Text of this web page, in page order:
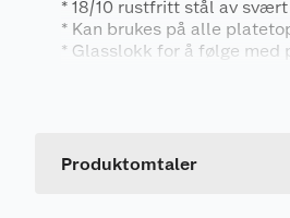
* 18/10 rustfritt stål av
* Kan brukes på alle
* Glasslokk for å følge med
uten å slå seg. Det leder
Produktomtaler
Leverandørens